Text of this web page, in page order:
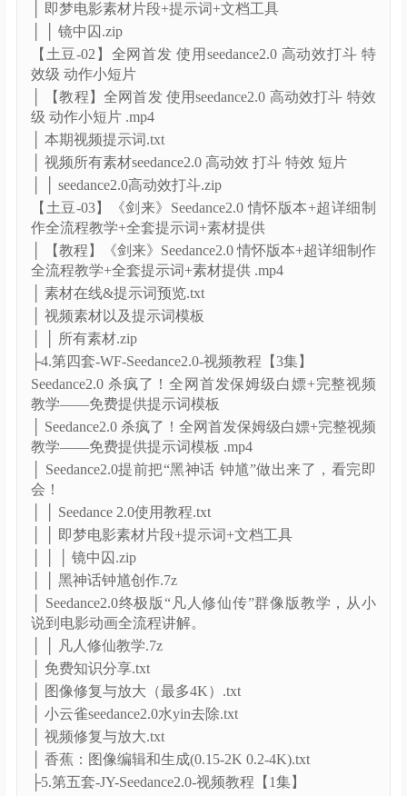
│ 即梦电影素材片段+提示词+文档工具
│ │ 镜中囚.zip
【土豆-02】全网首发 使用seedance2.0 高动效打斗 特
效级 动作小短片
│ 【教程】全网首发 使用seedance2.0 高动效打斗 特效
级 动作小短片 .mp4
│ 本期视频提示词.txt
│ 视频所有素材seedance2.0 高动效 打斗 特效 短片
│ │ seedance2.0高动效打斗.zip
【土豆-03】《剑来》Seedance2.0 情怀版本+超详细制
作全流程教学+全套提示词+素材提供
│ 【教程】《剑来》Seedance2.0 情怀版本+超详细制作
全流程教学+全套提示词+素材提供 .mp4
│ 素材在线&提示词预览.txt
│ 视频素材以及提示词模板
│ │ 所有素材.zip
├4.第四套-WF-Seedance2.0-视频教程【3集】
Seedance2.0 杀疯了！全网首发保姆级白嫖+完整视频
教学——免费提供提示词模板
│ Seedance2.0 杀疯了！全网首发保姆级白嫖+完整视频
教学——免费提供提示词模板 .mp4
│ Seedance2.0提前把“黑神话 钟馗”做出来了，看完即
会！
│ │ Seedance 2.0使用教程.txt
│ │ 即梦电影素材片段+提示词+文档工具
│ │ │ 镜中囚.zip
│ │ 黑神话钟馗创作.7z
│ Seedance2.0终极版“凡人修仙传”群像版教学，从小
说到电影动画全流程讲解。
│ │ 凡人修仙教学.7z
│ 免费知识分享.txt
│ 图像修复与放大（最多4K）.txt
│ 小云雀seedance2.0水yin去除.txt
│ 视频修复与放大.txt
│ 香蕉：图像编辑和生成(0.15-2K 0.2-4K).txt
├5.第五套-JY-Seedance2.0-视频教程【1集】